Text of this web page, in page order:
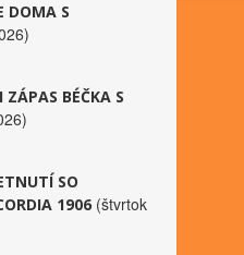
DOMA S
BÉČKA S
SO
1906 (štvrtok